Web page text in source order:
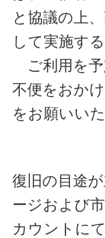
と協議の上
して実施す
ご利用を予
不便をおか
をお願いい
復旧の目途
ージおよび
カウントに